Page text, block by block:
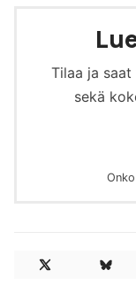
Tilaa ja
sekä